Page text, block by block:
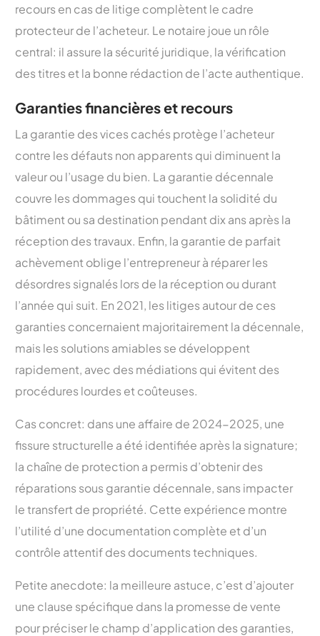
recours en cas de litige complètent le cadre
protecteur de l’acheteur. Le notaire joue un rôle
central: il assure la sécurité juridique, la vérification
des titres et la bonne rédaction de l’acte authentique.
Garanties financières et recours
La garantie des vices cachés protège l’acheteur
contre les défauts non apparents qui diminuent la
valeur ou l’usage du bien. La garantie décennale
couvre les dommages qui touchent la solidité du
bâtiment ou sa destination pendant dix ans après la
réception des travaux. Enfin, la garantie de parfait
achèvement oblige l’entrepreneur à réparer les
désordres signalés lors de la réception ou durant
l’année qui suit. En 2021, les litiges autour de ces
garanties concernaient majoritairement la décennale,
mais les solutions amiables se développent
rapidement, avec des médiations qui évitent des
procédures lourdes et coûteuses.
Cas concret: dans une affaire de 2024-2025, une
fissure structurelle a été identifiée après la signature;
la chaîne de protection a permis d’obtenir des
réparations sous garantie décennale, sans impacter
le transfert de propriété. Cette expérience montre
l’utilité d’une documentation complète et d’un
contrôle attentif des documents techniques.
Petite anecdote: la meilleure astuce, c’est d’ajouter
une clause spécifique dans la promesse de vente
pour préciser le champ d’application des garanties,